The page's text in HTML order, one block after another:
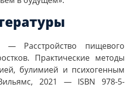
Расстройство пищевого
Практические методы
булимией и психогенным
2021 — ISBN 978-5-